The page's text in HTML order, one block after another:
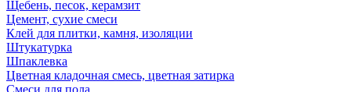
Щебень, песок, керамзит
Цемент, сухие смеси
Клей для плитки, камня, изоляции
Штукатурка
Шпаклевка
Цветная кладочная смесь, цветная затирка
Смеси для пола